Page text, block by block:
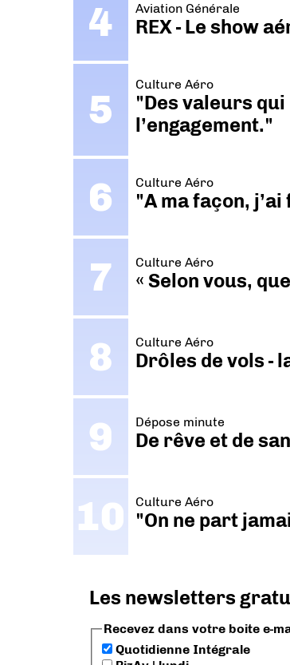
Aviation Générale
REX - Le show
Culture Aéro
"Des valeurs
l’engagement."
Culture Aéro
"A ma façon,
Culture Aéro
« Selon vous,
Culture Aéro
Drôles de vols -
Dépose minute
De rêve et de
Culture Aéro
"On ne part
Les newsletters
Recevez dans votre boite e-
Quotidienne Intégrale